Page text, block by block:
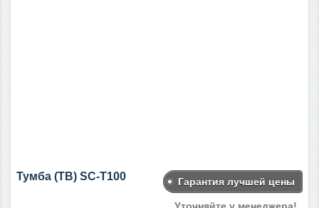
Тумба (ТВ) SC-Т100 Гарантия лучшей цены